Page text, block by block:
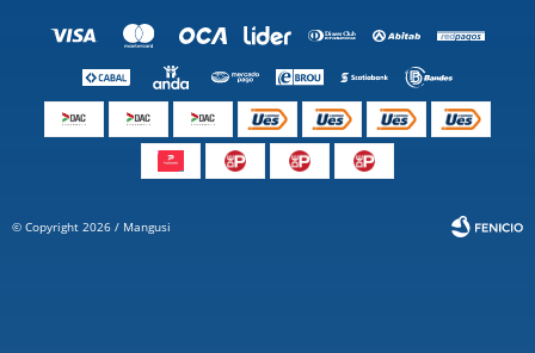
© Copyright 2026 / Mangusi